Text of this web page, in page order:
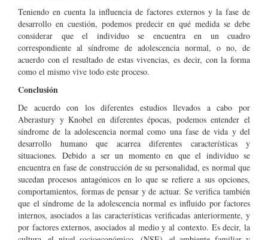
Teniendo en cuenta la influencia de factores externos y la fase de
desarrollo en cuestión, podemos predecir en qué medida se debe
considerar que el individuo se encuentra en un cuadro
correspondiente al síndrome de adolescencia normal, o no, de
acuerdo con el resultado de estas vivencias, es decir, con la forma
como el mismo vive todo este proceso.
Conclusión
De acuerdo con los diferentes estudios llevados a cabo por
Aberastury y Knobel en diferentes épocas, podemos entender el
síndrome de la adolescencia normal como una fase de vida y del
desarrollo humano que acarrea diferentes características y
situaciones. Debido a ser un momento en que el individuo se
encuentra en fase de construcción de su personalidad, es normal que
sucedan procesos antagónicos en lo que se refiere a sus opciones,
comportamientos, formas de pensar y de actuar. Se verifica también
que el síndrome de la adolescencia normal es influido por factores
internos, asociados a las características verificadas anteriormente, y
por factores externos, asociados al medio y al contexto. Es decir, la